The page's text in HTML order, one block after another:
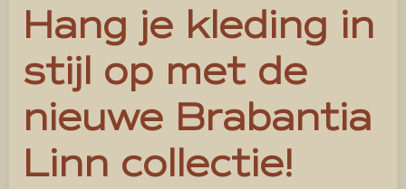
Hang je kleding in
stijl op met de
nieuwe Brabantia
Linn collectie!